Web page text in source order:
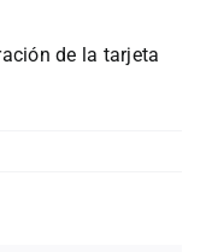
de la tarjeta